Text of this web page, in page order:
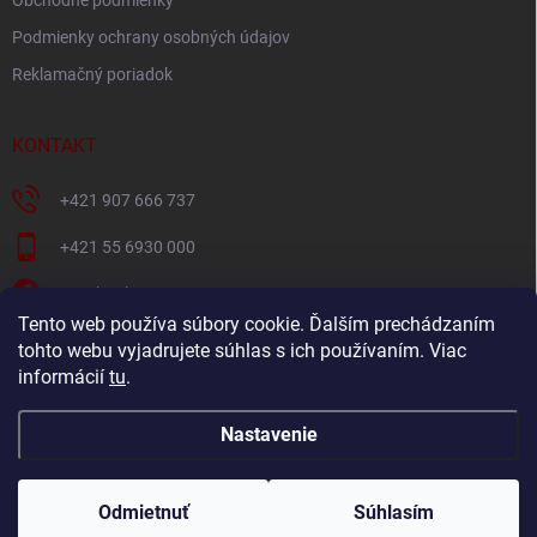
Tento web používa súbory cookie. Ďalším prechádzaním
tohto webu vyjadrujete súhlas s ich používaním. Viac
informácií tu.
Nastavenie
Odmietnuť Súhlasím
Podmienky ochrany osobných údajov
Reklamačný poriadok
KONTAKT
+421 907 666 737
+421 55 6930 000
Facebook
+421907666737
Navštívte náš YouTube kanál
Copyright 2026Oravec nábytok . Všetky práva vyhradené.